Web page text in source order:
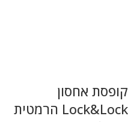
קופסת אחסון
Lock&Lock הרמטית